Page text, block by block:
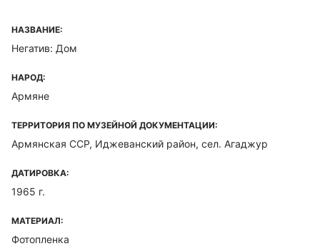
НАЗВАНИЕ:
Негатив: Дом
НАРОД:
Армяне
ТЕРРИТОРИЯ ПО МУЗЕЙНОЙ ДОКУМЕНТАЦИИ:
Армянская ССР, Иджеванский район, сел. Агаджур
ДАТИРОВКА:
1965 г.
МАТЕРИАЛ:
Фотопленка